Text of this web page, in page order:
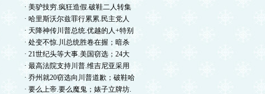
· 美驴技穷.疯狂造假.破鞋二人转集
· 哈里斯沃尔兹罪行累累.民主党人
· 天降神传川普总统.优越的人+特别
· 处变不惊.川总统胜卷在握；暗杀
· 21世纪头等大事.美国窃选；24大
· 最高法院支持川普.维吉尼亚采用
· 乔州就20窃选向川普道歉；破鞋哈
· 要么上帝.要么魔鬼；婊子立牌坊.